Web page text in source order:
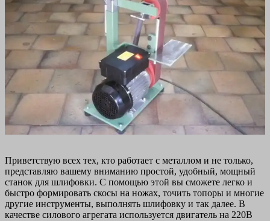
Приветствую всех тех, кто работает с металлом и не только,
представляю вашему вниманию простой, удобный, мощный
станок для шлифовки. С помощью этой вы сможете легко и
быстро формировать скосы на ножах, точить топоры и многие
другие инструменты, выполнять шлифовку и так далее. В
качестве силового агрегата используется двигатель на 220В